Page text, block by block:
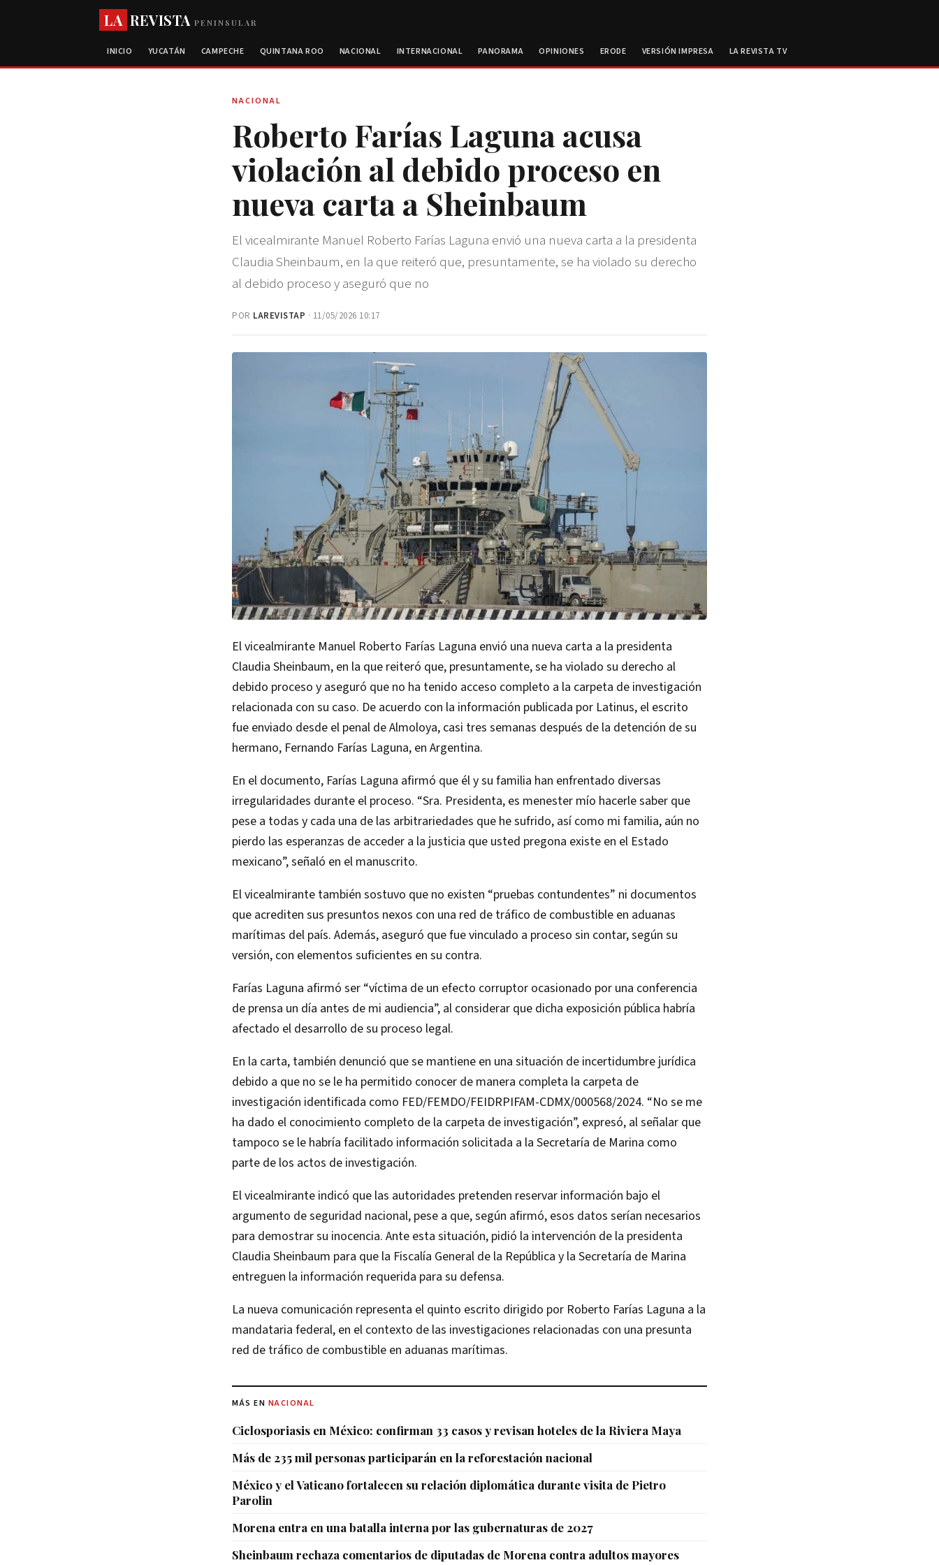
LA REVISTAPENINSULAR
INICIO YUCATÁN CAMPECHE QUINTANA ROO NACIONAL INTERNACIONAL PANORAMA OPINIONES ERODE VERSIÓN IMPRESA LA REVISTA TV
NACIONAL
Roberto Farías Laguna acusa
violación al debido proceso en
nueva carta a Sheinbaum
El vicealmirante Manuel Roberto Farías Laguna envió una nueva carta a la presidenta
Claudia Sheinbaum, en la que reiteró que, presuntamente, se ha violado su derecho
al debido proceso y aseguró que no
POR LAREVISTAP · 11/05/2026 10:17
El vicealmirante Manuel Roberto Farías Laguna envió una nueva carta a la presidenta
Claudia Sheinbaum, en la que reiteró que, presuntamente, se ha violado su derecho al
debido proceso y aseguró que no ha tenido acceso completo a la carpeta de investigación
relacionada con su caso. De acuerdo con la información publicada por Latinus, el escrito
fue enviado desde el penal de Almoloya, casi tres semanas después de la detención de su
hermano, Fernando Farías Laguna, en Argentina.
En el documento, Farías Laguna afirmó que él y su familia han enfrentado diversas
irregularidades durante el proceso. “Sra. Presidenta, es menester mío hacerle saber que
pese a todas y cada una de las arbitrariedades que he sufrido, así como mi familia, aún no
pierdo las esperanzas de acceder a la justicia que usted pregona existe en el Estado
mexicano”, señaló en el manuscrito.
El vicealmirante también sostuvo que no existen “pruebas contundentes” ni documentos
que acrediten sus presuntos nexos con una red de tráfico de combustible en aduanas
marítimas del país. Además, aseguró que fue vinculado a proceso sin contar, según su
versión, con elementos suficientes en su contra.
Farías Laguna afirmó ser “víctima de un efecto corruptor ocasionado por una conferencia
de prensa un día antes de mi audiencia”, al considerar que dicha exposición pública habría
afectado el desarrollo de su proceso legal.
En la carta, también denunció que se mantiene en una situación de incertidumbre jurídica
debido a que no se le ha permitido conocer de manera completa la carpeta de
investigación identificada como FED/FEMDO/FEIDRPIFAM-CDMX/000568/2024. “No se me
ha dado el conocimiento completo de la carpeta de investigación”, expresó, al señalar que
tampoco se le habría facilitado información solicitada a la Secretaría de Marina como
parte de los actos de investigación.
El vicealmirante indicó que las autoridades pretenden reservar información bajo el
argumento de seguridad nacional, pese a que, según afirmó, esos datos serían necesarios
para demostrar su inocencia. Ante esta situación, pidió la intervención de la presidenta
Claudia Sheinbaum para que la Fiscalía General de la República y la Secretaría de Marina
entreguen la información requerida para su defensa.
La nueva comunicación representa el quinto escrito dirigido por Roberto Farías Laguna a la
mandataria federal, en el contexto de las investigaciones relacionadas con una presunta
red de tráfico de combustible en aduanas marítimas.
MÁS EN NACIONAL
Ciclosporiasis en México: confirman 33 casos y revisan hoteles de la Riviera Maya
Más de 235 mil personas participarán en la reforestación nacional
México y el Vaticano fortalecen su relación diplomática durante visita de Pietro
Parolin
Morena entra en una batalla interna por las gubernaturas de 2027
Sheinbaum rechaza comentarios de diputadas de Morena contra adultos mayores